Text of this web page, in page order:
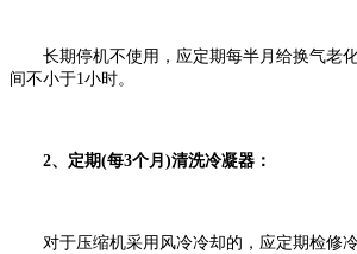
长期停机不使用，应定期每半月给换气老
间不小于1小时。
2、定期(每3个月)清洗冷凝器：
对于压缩机采用风冷冷却的，应定期检修